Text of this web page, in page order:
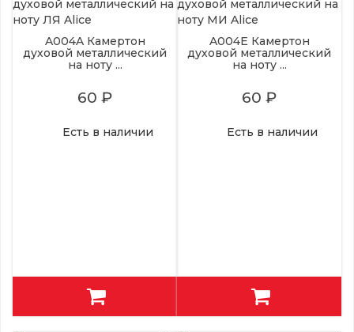
A004A Камертон
духовой металлический
на ноту ...
60 ₽
Есть в наличии
A004E Камертон
духовой металлический
на ноту ...
60 ₽
Есть в наличии